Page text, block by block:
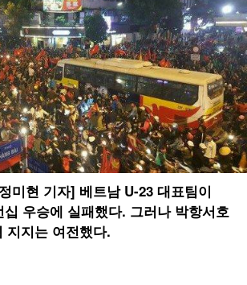
미현 기자] 베트남 U-23 대표팀이
우승에 실패했다. 그러나 박항서호
지지는 여전했다.